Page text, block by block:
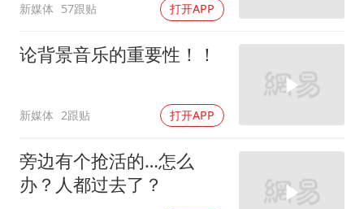
新媒体 57跟贴 打开APP
论背景音乐的重要性！！
新媒体 2跟贴 打开APP
旁边有个抢活的…怎么
办？人都过去了？